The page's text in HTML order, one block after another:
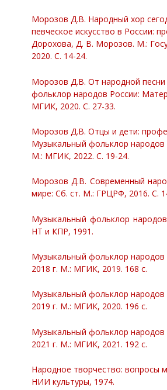
Морозов Д.В. Народный хор
певческое искусство в России:
Дорохова, Д. В. Морозов. М.:
2020. С. 14-24.
Морозов Д.В. От народной
фольклор народов России:
МГИК, 2020. С. 27-33.
Морозов Д.В. Отцы и дети:
Музыкальный фольклор народов
М.: МГИК, 2022. С. 19-24.
Морозов Д.В. Современный
мире: Сб. ст. М.: ГРЦРФ, 2016. C.
Музыкальный фольклор
НТ и КПР, 1991.
Музыкальный фольклор народов
2018 г. М.: МГИК, 2019. 168 с.
Музыкальный фольклор народов
2019 г. М.: МГИК, 2020. 196 с.
Музыкальный фольклор народов
2021 г. М.: МГИК, 2021. 192 с.
Народное творчество: вопросы
НИИ культуры, 1974.